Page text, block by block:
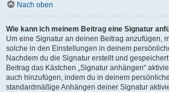
Nach oben
Wie kann ich meinem Beitrag eine Signatur
Um eine Signatur an deinen Beitrag anzufügen,
solche in den Einstellungen in deinem
Nachdem du die Signatur erstellt und
Beitrag das Kästchen „Signatur anhängen“
auch hinzufügen, indem du in deinem
standardmäßige Anhängen deiner Signatur